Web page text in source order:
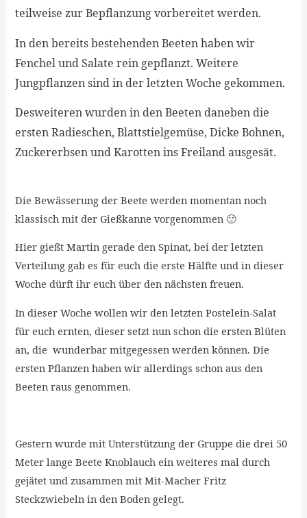
teilweise zur Bepflanzung vorbereitet werden.
In den bereits bestehenden Beeten haben wir
Fenchel und Salate rein gepflanzt. Weitere
Jungpflanzen sind in der letzten Woche gekommen.
Desweiteren wurden in den Beeten daneben die
ersten Radieschen, Blattstielgemüse, Dicke Bohnen,
Zuckererbsen und Karotten ins Freiland ausgesät.
Die Bewässerung der Beete werden momentan noch
klassisch mit der Gießkanne vorgenommen 🙂
Hier gießt Martin gerade den Spinat, bei der letzten
Verteilung gab es für euch die erste Hälfte und in dieser
Woche dürft ihr euch über den nächsten freuen.
In dieser Woche wollen wir den letzten Postelein-Salat
für euch ernten, dieser setzt nun schon die ersten Blüten
an, die wunderbar mitgegessen werden können. Die
ersten Pflanzen haben wir allerdings schon aus den
Beeten raus genommen.
Gestern wurde mit Unterstützung der Gruppe die drei 50
Meter lange Beete Knoblauch ein weiteres mal durch
gejätet und zusammen mit Mit-Macher Fritz
Steckzwiebeln in den Boden gelegt.